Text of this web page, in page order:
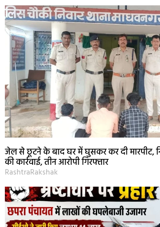
जेल से छूटने के बाद घर में घुसकर कर दी मारपीट,
की कार्रवाई, तीन आरोपी गिरफ्तार
RashtraRakshak